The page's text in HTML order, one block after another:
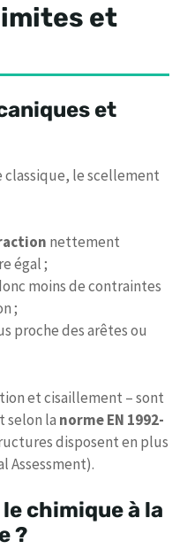
et
et
classique, le scellement
nettement
égal ;
moins de contraintes
;
proche des arêtes ou
et cisaillement – sont
selon la norme EN 1992-
disposent en plus
Assessment).
chimique à la
?